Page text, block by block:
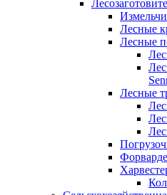
Лесные
Лесные
Лесные